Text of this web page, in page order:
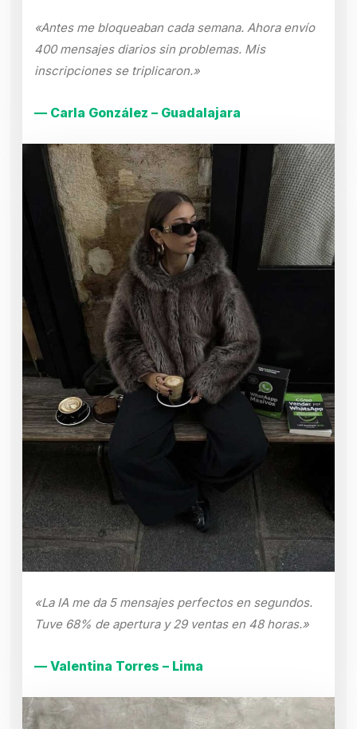
«Antes me bloqueaban cada semana. Ahora envío
400 mensajes diarios sin problemas. Mis
inscripciones se triplicaron.»
— Carla González – Guadalajara
«La IA me da 5 mensajes perfectos en segundos.
Tuve 68% de apertura y 29 ventas en 48 horas.»
— Valentina Torres – Lima